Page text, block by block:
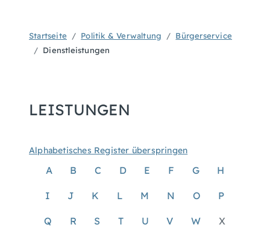
Startseite Politik & Verwaltung
Bürgerservice
Dienstleistungen
LEISTUNGEN
Alphabetisches Register überspringen
A B C D E F G H
I J K L M N O P
Q R S T U V W X